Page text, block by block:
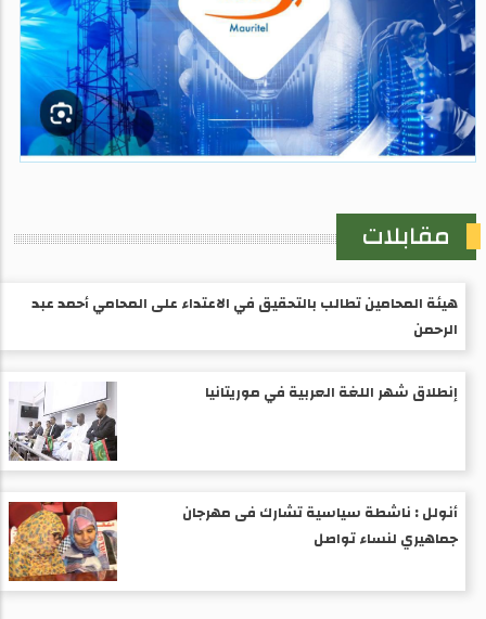
مقابلات
هيئة المحامين تطالب بالتحقيق في الاعتداء على المحامي أحمد عبد
الرحمن
إنطلاق شهر اللغة العربية في موريتانيا
أنولل : ناشطة سياسية تشارك فى مهرجان
جماهيري لنساء تواصل